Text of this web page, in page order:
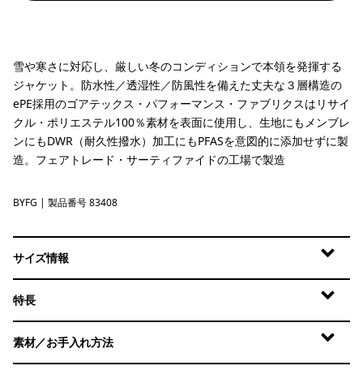
雪や寒さに対応し、厳しい冬のコンディションで本領を発揮する
ジャケット。防水性／透湿性／防風性を備えた丈夫な３層構造の
ePE採用のゴアテックス・パフォーマンス・ファブリクスはリサイ
クル・ポリエステル100％素材を表面に使用し、生地にもメンブレ
ンにもDWR（耐久性撥水）加工にもPFASを意図的に添加せずに製
造。フェアトレード・サーティファイドの工場で製造
Berry Fig
BYFG | 製品番号 83408
サイズ情報
特長
素材／お手入れ方法